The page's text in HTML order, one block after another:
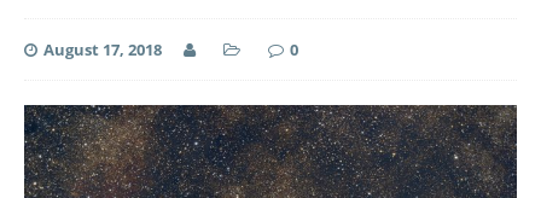
August 17, 2018 0